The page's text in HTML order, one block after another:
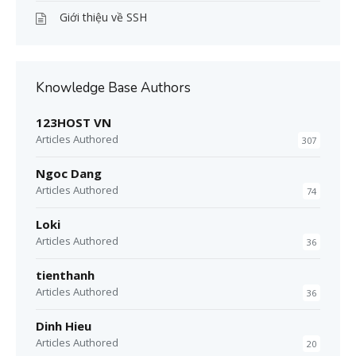
Giới thiệu về SSH
Knowledge Base Authors
123HOST VN
Articles Authored 307
Ngoc Dang
Articles Authored 74
Loki
Articles Authored 36
tienthanh
Articles Authored 36
Dinh Hieu
Articles Authored 20